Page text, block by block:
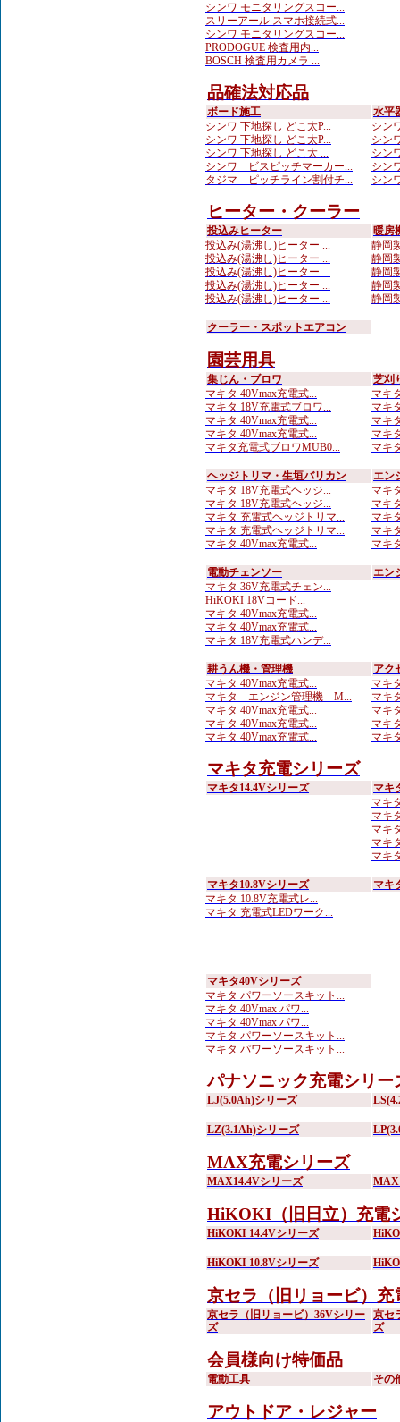
シンワ モニタリングスコー...
スリーアール スマホ接続式...
シンワ モニタリングスコー...
PRODOGUE 検査用内...
BOSCH 検査用カメラ ...
品確法対応品
ボード施工
シンワ 下地探し どこ太P...
シンワ 下地探し どこ太P...
シンワ 下地探し どこ太 ...
シンワ ビスピッチマーカー...
タジマ ピッチライン割付チ...
水平
シン
シン
シン
シン
シン
ヒーター・クーラー
投込みヒーター
投込み(湯沸し)ヒーター ...
投込み(湯沸し)ヒーター ...
投込み(湯沸し)ヒーター ...
投込み(湯沸し)ヒーター ...
投込み(湯沸し)ヒーター ...
暖房
静岡
静岡
静岡
静岡
静岡
クーラー・スポットエアコン
園芸用具
集じん・ブロワ
マキタ 40Vmax充電式...
マキタ 18V充電式ブロワ...
マキタ 40Vmax充電式...
マキタ 40Vmax充電式...
マキタ充電式ブロワMUB0...
芝刈
マキ
マキ
マキ
マキ
マキ
ヘッジトリマ・生垣バリカン
マキタ 18V充電式ヘッジ...
マキタ 18V充電式ヘッジ...
マキタ 充電式ヘッジトリマ...
マキタ 充電式ヘッジトリマ...
マキタ 40Vmax充電式...
エン
マキ
マキ
マキ
マキ
マキ
電動チェンソー
マキタ 36V充電式チェン...
HiKOKI 18Vコード...
マキタ 40Vmax充電式...
マキタ 40Vmax充電式...
マキタ 18V充電式ハンデ...
エン
耕うん機・管理機
マキタ 40Vmax充電式...
マキタ エンジン管理機 M...
マキタ 40Vmax充電式...
マキタ 40Vmax充電式...
マキタ 40Vmax充電式...
アク
マキ
マキ
マキ
マキ
マキ
マキタ充電シリーズ
マキタ14.4Vシリーズ
マキ
マキ
マキ
マキ
マキ
マキ
マキタ10.8Vシリーズ
マキタ 10.8V充電式レ...
マキタ 充電式LEDワーク...
マキ
マキタ40Vシリーズ
マキタ パワーソースキット...
マキタ 40Vmax パワ...
マキタ 40Vmax パワ...
マキタ パワーソースキット...
マキタ パワーソースキット...
パナソニック充電シリー
LJ(5.0Ah)シリーズ
LZ(3.1Ah)シリーズ
MAX充電シリーズ
MAX14.4Vシリーズ
HiKOKI（旧日立）充電
HiKOKI 14.4Vシリーズ
HiKOKI 10.8Vシリーズ
京セラ（旧リョービ）充
京セラ（旧リョービ）36Vシリー
ズ
京セ
ズ
会員様向け特価品
電動工具 その
アウトドア・レジャー